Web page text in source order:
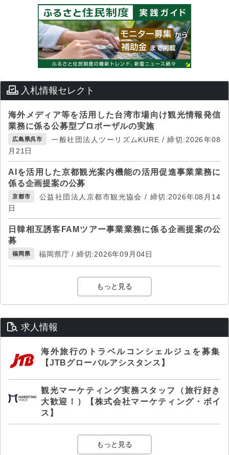
入札情報セレクト
海外メディア等を活用した台湾市場向け観光情報発信
業務に係る公募型プロポーザルの実施
広島県呉市
一般社団法人ツーリズムKURE / 締切:2026年08
月21日
AIを活用した京都観光案内機能の活用促進事業業務に
係る企画提案の公募
京都市
公益社団法人京都市観光協会 / 締切:2026年08月14
日
日韓相互誘客FAMツアー事業業務に係る企画提案の公
募
福岡県 福岡県庁 / 締切:2026年09月04日
もっと見る
求人情報
海外旅行のトラベルコンシェルジュを募集
【JTBグローバルアシスタンス】
観光マーケティング実務スタッフ（旅行好き
大歓迎！）【株式会社マーケティング・ボイ
ス】
もっと見る